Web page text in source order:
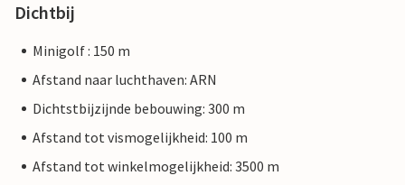
Dichtbij
Minigolf : 150 m
Afstand naar luchthaven: ARN
Dichtstbijzijnde bebouwing: 300 m
Afstand tot vismogelijkheid: 100 m
Afstand tot winkelmogelijkheid: 3500 m